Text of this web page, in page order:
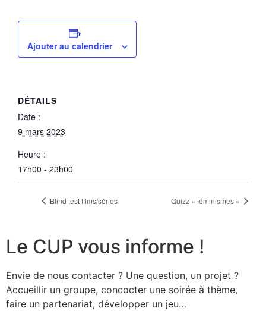
Ajouter au calendrier
DÉTAILS
Date :
9 mars 2023
Heure :
17h00 - 23h00
Blind test films/séries Quizz « féminismes »
Le CUP vous informe !
Envie de nous contacter ? Une question, un projet ?
Accueillir un groupe, concocter une soirée à thème,
faire un partenariat, développer un jeu…